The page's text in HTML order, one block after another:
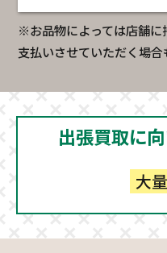
※お品物によっては店舗に
支払いさせていただく場合
出張買取に
大